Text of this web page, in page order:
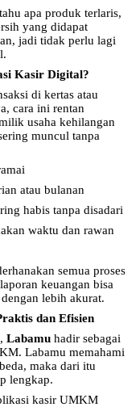
apa produk terlaris,
yang didapat
jadi tidak perlu lagi
Kasir Digital?
di kertas atau
cara ini rentan
usaha kehilangan
muncul tanpa
atau bulanan
habis tanpa disadari
waktu dan rawan
semua proses
keuangan bisa
lebih akurat.
dan Efisien
Labamu hadir sebagai
Labamu memahami
maka dari itu
lengkap.
kasir UMKM